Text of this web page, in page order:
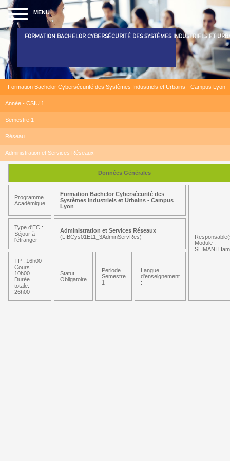
MENU
FORMATION BACHELOR CYBERSÉCURITÉ DES SYSTÈMES INDUSTRIELS ET
Formation Bachelor Cybersécurité des Systèmes Industriels et Urbains - Campus Lyon
Année - CSIU 1
Semestre 1
Réseau
Administration et Services Réseaux
Données Générales
Programme
Académique
Formation Bachelor Cybersécurité des
Systèmes Industriels et Urbains - Campus
Lyon
Module :
SLIMANI
Type d'EC :
Séjour à
l'étranger
Administration et Services Réseaux
(LIBCys01E11_3AdminServRes)
TP : 16h00
Cours :
10h00
Durée
totale:
26h00
Statut
Obligatoire
Periode
Semestre
1
Langue
d'enseignement
: